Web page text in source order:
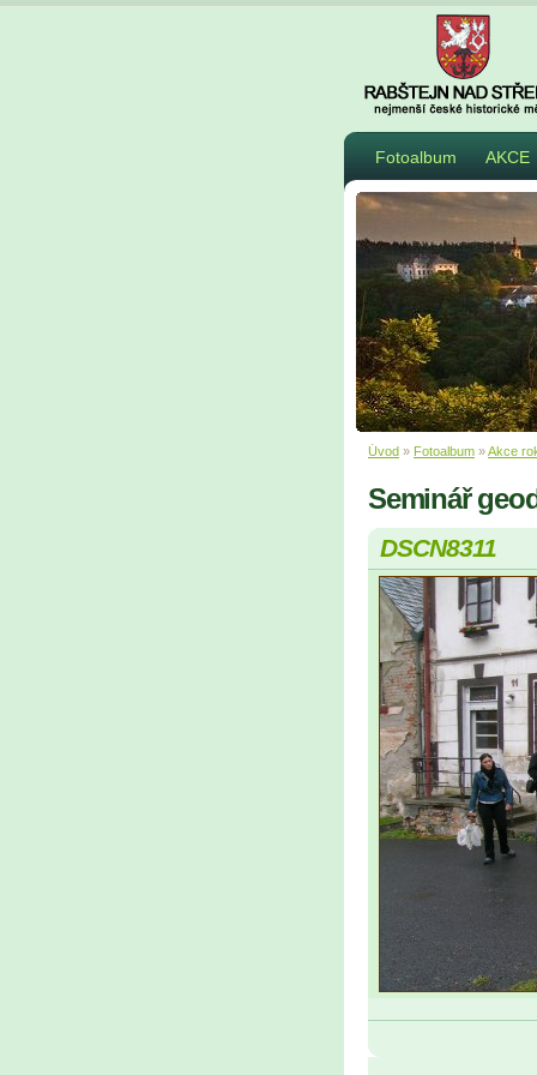
Fotoalbum AKCE
Úvod » Fotoalbum »Akce
Seminář
DSCN8311